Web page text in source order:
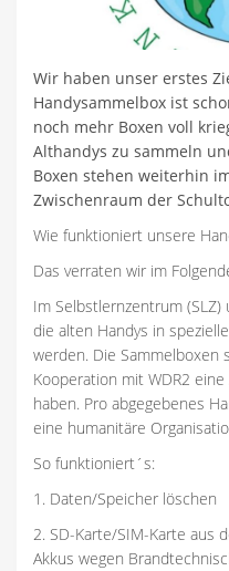
Wir haben unser erstes
Handysammelbox ist
noch mehr Boxen voll
Althandys zu sammeln
Boxen stehen weiterhin
Zwischenraum der
Wie funktioniert unsere
Das verraten wir im
Im Selbstlernzentrum
die alten Handys in
werden. Die Sammelboxen
Kooperation mit WDR2
haben. Pro abgegebenes
eine humanitäre
So funktioniert´s:
1. Daten/Speicher löschen
2. SD-Karte/SIM-Karte aus
Akkus wegen